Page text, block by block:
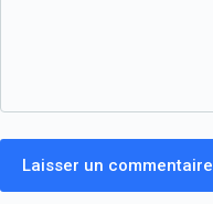
Laisser un commentaire